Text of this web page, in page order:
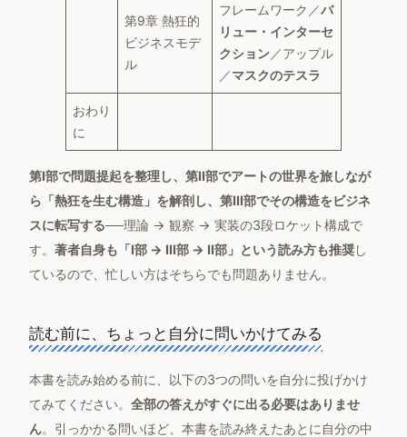
第9章 熱狂的
ビジネスモデ
ル
フレームワーク／バ
リュー・インターセ
クション／アップル
／マスクのテスラ
おわり
に
第I部で問題提起を整理し、第II部でアートの世界を旅しなが
ら「熱狂を生む構造」を解剖し、第III部でその構造をビジネ
スに転写する──理論 → 観察 → 実装の3段ロケット構成で
す。 著者自身も「I部 → III部 → II部」という読み方も推奨し
ているので、忙しい方はそちらでも問題ありません。
読む前に、ちょっと自分に問いかけてみる
本書を読み始める前に、以下の3つの問いを自分に投げかけ
てみてください。 全部の答えがすぐに出る必要はありませ
ん。引っかかる問いほど、本書を読み終えたあとに自分の中